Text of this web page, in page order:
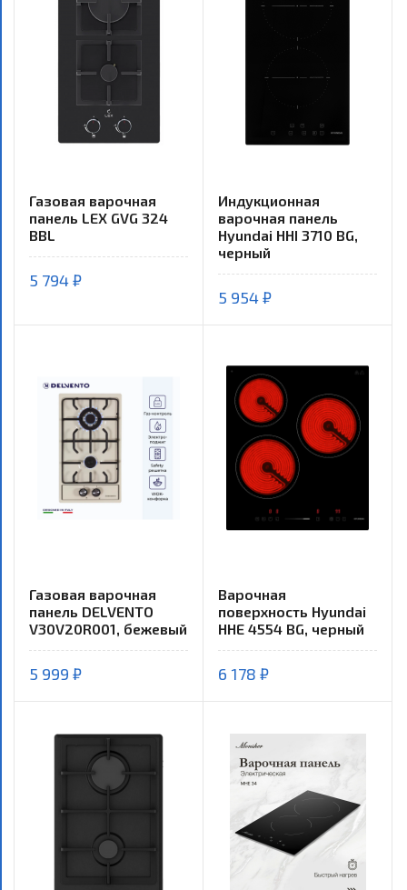
Газовая варочная
панель LEX GVG 324
BBL
5 794 ₽
Индукционная
варочная панель
Hyundai HHI 3710 BG,
черный
5 954 ₽
Газовая варочная
панель DELVENTO
V30V20R001, бежевый
5 999 ₽
Варочная
поверхность Hyundai
HHE 4554 BG, черный
6 178 ₽